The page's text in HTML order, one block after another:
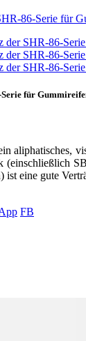
für
aliphatisches,
(einschließlich
eine gute
FB